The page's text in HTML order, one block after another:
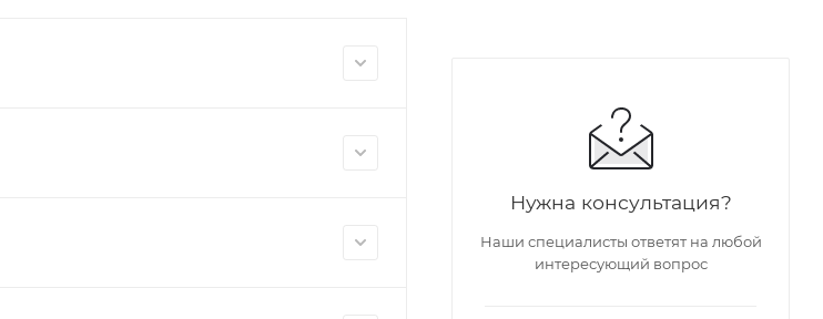
Нужна консультация?
Наши специалисты ответят на любой
интересующий вопрос